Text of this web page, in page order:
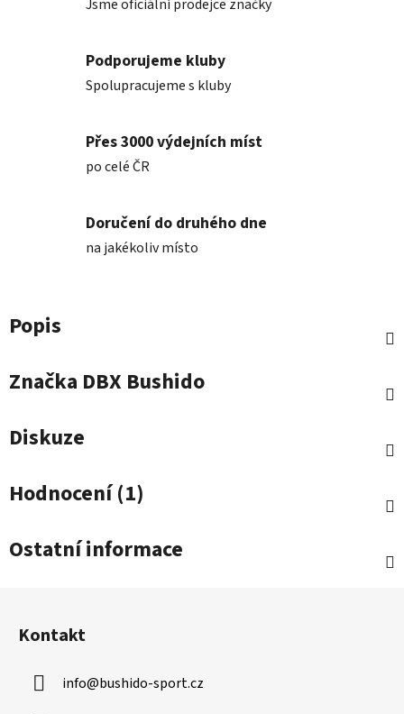
Jsme oficiální prodejce značky
Podporujeme kluby
Spolupracujeme s kluby
Přes 3000 výdejních míst
po celé ČR
Doručení do druhého dne
na jakékoliv místo
Popis
Značka DBX Bushido
Diskuze
Hodnocení (1)
Ostatní informace
Kontakt
info@bushido-sport.cz